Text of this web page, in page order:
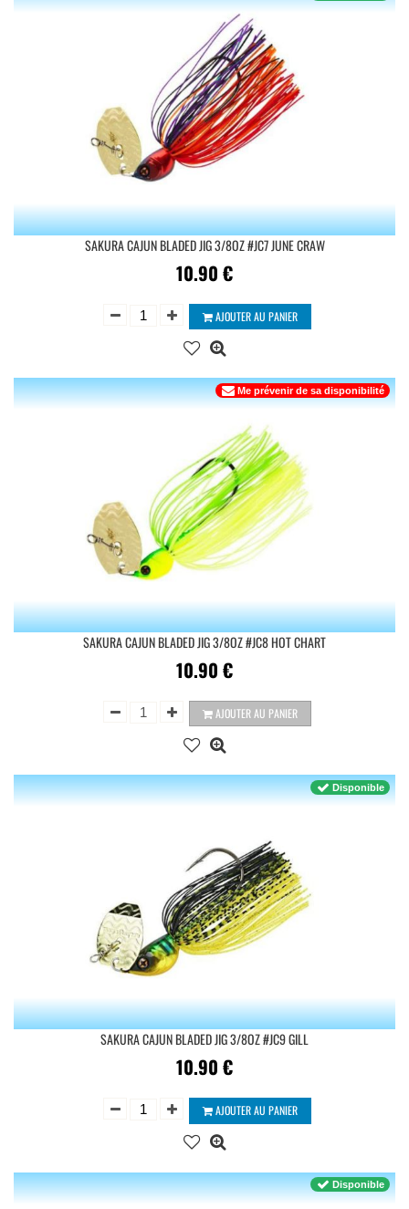
SAKURA CAJUN BLADED JIG 3/8OZ #JC7 JUNE CRAW
10.90 €
AJOUTER AU PANIER
SAKURA CAJUN BLADED JIG 3/8OZ #JC8 HOT CHART
10.90 €
Me prévenir de sa disponibilité
AJOUTER AU PANIER
SAKURA CAJUN BLADED JIG 3/8OZ #JC9 GILL
10.90 €
Disponible
AJOUTER AU PANIER
Disponible